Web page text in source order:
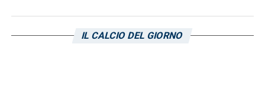
IL CALCIO DEL GIORNO